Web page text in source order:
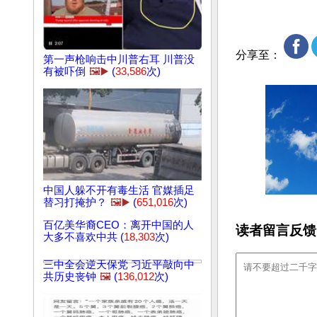
第一声枪响击中川普右耳 川普没
有被吓倒 🖼️▶️ (33,586次)
中国人躲不开有毒生活 官媒插足
替习打掩护？ 🖼️▶️ (651,016次)
百亿美华裔CEO：离开中国的人
大多不喜欢中共 (18,303次)
三中全会逆天保党 习近平敲向中
共历史丧钟 🖼️ (136,012次)
分享至：
读者留言反